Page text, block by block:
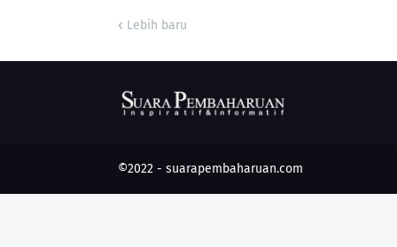
Lebih baru
©2022 - suarapembaharuan.com